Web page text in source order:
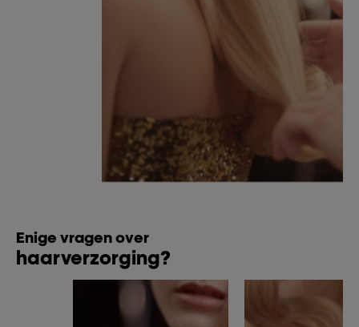
Enige vragen over
haarverzorging?